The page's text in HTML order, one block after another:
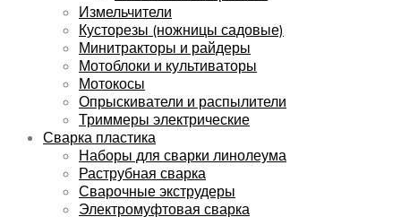
Измельчители
Кусторезы (ножницы садовые)
Минитракторы и райдеры
Мотоблоки и культиваторы
Мотокосы
Опрыскиватели и распылители
Триммеры электрические
Сварка пластика
Наборы для сварки линолеума
Раструбная сварка
Сварочные экструдеры
Электромуфтовая сварка